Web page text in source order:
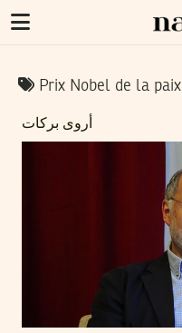
Prix Nobel de la paix
أروى بركات